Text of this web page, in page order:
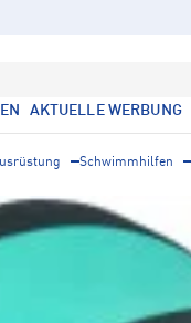
AKTUELLE WERBUNG
Schwimmhilfen